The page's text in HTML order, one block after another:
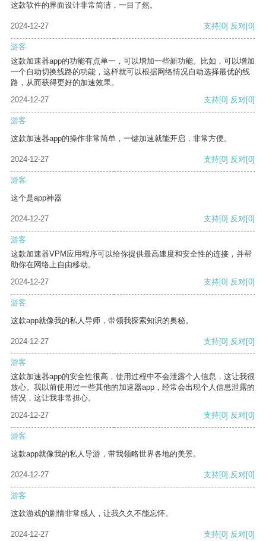
这款软件的界面设计非常简洁，一目了然。
2024-12-27 支持[0] 反对[0]
游客
这款加速器app的功能有点单一，可以增加一些新功能。比如，可以增加
一个自动切换线路的功能，这样就可以根据网络情况自动选择最优的线
路，从而获得更好的加速效果。
2024-12-27
支持[0] 反对[0]
游客
这款加速器app的操作非常简单，一键加速就能开启，非常方便。
2024-12-27 支持[0] 反对[0]
游客
这个是app神器
2024-12-27 支持[0] 反对[0]
游客
这款加速器VPM应用程序可以给你提供最高速度和安全性的连接，并帮
助你在网络上自由移动。
2024-12-27
支持[0] 反对[0]
游客
这款app就像我的私人导师，带领我探索知识的奥秘。
2024-12-27 支持[0] 反对[0]
游客
这款加速器app的安全性很高，使用过程中不会泄露个人信息，这让我很
放心。我以前使用过一些其他的加速器app，经常会出现个人信息泄露的
情况，这让我非常担心。
2024-12-27
支持[0] 反对[0]
游客
这款app就像我的私人导游，带我领略世界各地的美景。
2024-12-27 支持[0] 反对[0]
游客
这款游戏的剧情非常感人，让我久久不能忘怀。
2024-12-27 支持[0] 反对[0]